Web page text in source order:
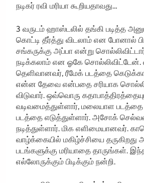
நடிகர் ரவி மரியா கூறியதாவது…
3 வருடம் ஹாஸ்டலில் தங்கி படித்த
கொட்டி தீர்த்து விடலாம் என போனால்
சங்கருக்கு அப்பா என்று
நடிக்கலாம் என ஓகே சொல்லிவிட்டேன்.
தெளிவானவர், ரீமேக் படத்தை
என்ன தேவை என்பதை சரியாக
விடுவார். ஒவ்வொரு
வடிவமைத்துள்ளார், மலையாள படத்தை
படத்தை எடுத்துள்ளார். அசோக்
நடித்துள்ளார். மிக எளிமையானவர்.
வாழ்க்கையில் மகிழ்ச்சியை தருகிறது
படங்களுக்கு மரியாதை தாருங்கள்.
எல்லோருக்கும் பிடிக்கும் நன்றி.